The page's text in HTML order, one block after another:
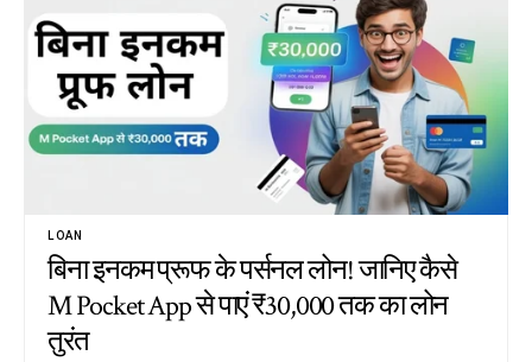
LOAN
बिना इनकम प्रूफ के पर्सनल लोन! जानिए कैसे
M Pocket App से पाएं ₹30,000 तक का लोन
तुरंत